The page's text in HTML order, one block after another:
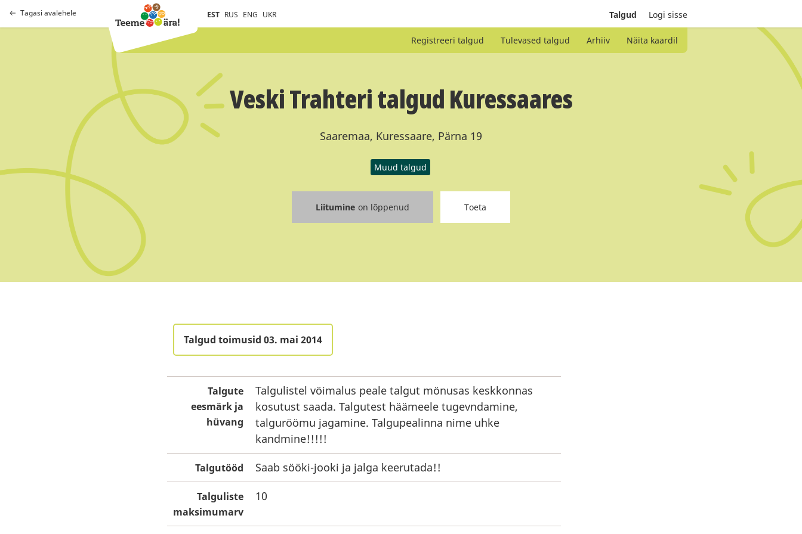
Tagasi avalehele EST RUS ENG UKR Talgud Logi sisse
Registreeri talgud Tulevased talgud Arhiiv Näita kaardil
Veski Trahteri talgud Kuressaares
Saaremaa, Kuressaare, Pärna 19
Muud talgud
Liitumine on lõppenud Toeta
Talgud toimusid 03. mai 2014
Talgute
eesmärk ja
hüvang
Talgulistel vöimalus peale talgut mönusas keskkonnas
kosutust saada. Talgutest häämeele tugevndamine,
talguröömu jagamine. Talgupealinna nime uhke
kandmine!!!!!
Talgutööd Saab sööki-jooki ja jalga keerutada!!
Talguliste
maksimumarv
10